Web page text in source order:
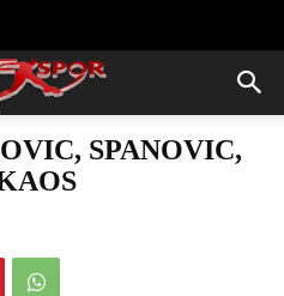
SPANOVIC,